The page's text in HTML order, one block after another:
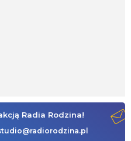
Radia Rodzina!